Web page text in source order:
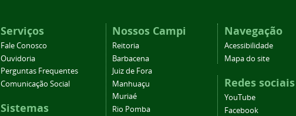
Serviços
Fale Conosco
Ouvidoria
Perguntas Frequentes
Comunicação Social
Sistemas
Nossos Campi
Reitoria
Barbacena
Juiz de Fora
Manhuaçu
Muriaé
Rio Pomba
Navegação
Acessibilidade
Mapa do site
Redes sociais
YouTube
Facebook